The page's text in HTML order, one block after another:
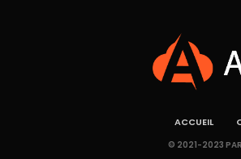
ACCUEIL
© 2021-2023 PAR